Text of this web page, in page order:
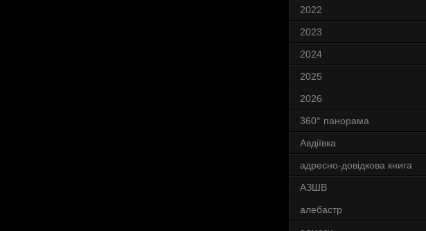
2022
2023
2024
2025
2026
360° панорама
Авдіївка
адресно-довідкова книга
АЗШВ
алебастр